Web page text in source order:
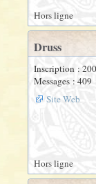
Hors ligne
Druss
Inscription :
Messages : 409
Site Web
Hors ligne